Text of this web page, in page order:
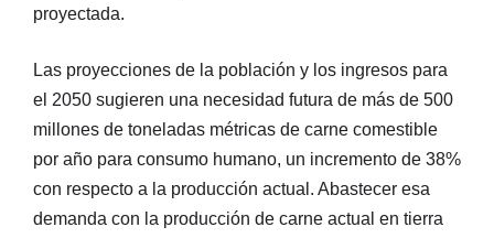
proyectada.
Las proyecciones de la población y los ingresos para
el 2050 sugieren una necesidad futura de más de 500
millones de toneladas métricas de carne comestible
por año para consumo humano, un incremento de 38%
con respecto a la producción actual. Abastecer esa
demanda con la producción de carne actual en tierra